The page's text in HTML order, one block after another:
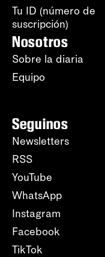
Tu ID (número de
suscripción)
Nosotros
Sobre la diaria
Equipo
Seguinos
Newsletters
RSS
YouTube
WhatsApp
Instagram
Facebook
TikTok